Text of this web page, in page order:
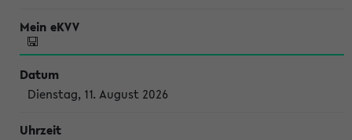
Dienstag, 11. August 2026